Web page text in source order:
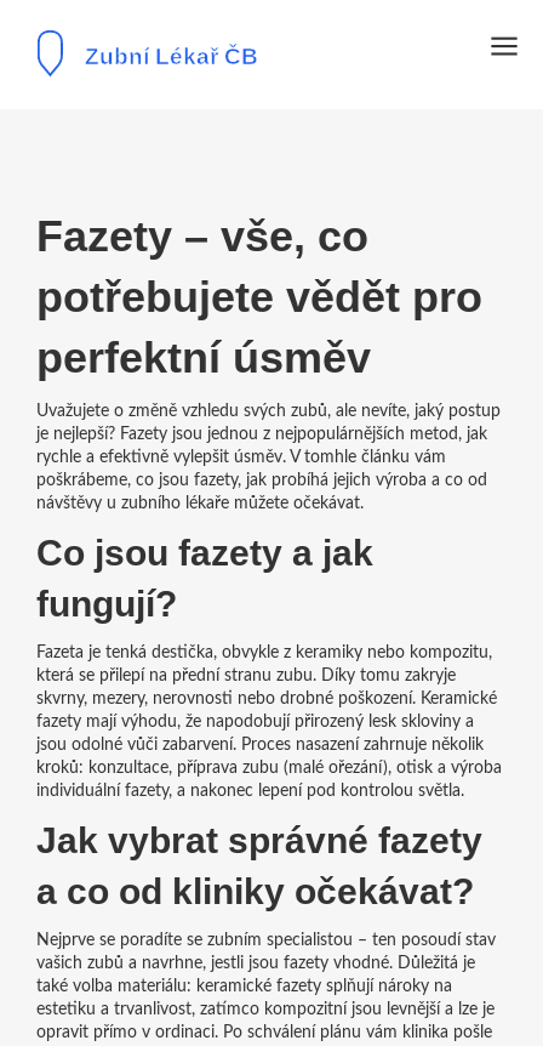
Fazety – vše, co
potřebujete vědět pro
perfektní úsměv
Uvažujete o změně vzhledu svých zubů, ale nevíte, jaký postup
je nejlepší? Fazety jsou jednou z nejpopulárnějších metod, jak
rychle a efektivně vylepšit úsměv. V tomhle článku vám
poškrábeme, co jsou fazety, jak probíhá jejich výroba a co od
návštěvy u zubního lékaře můžete očekávat.
Co jsou fazety a jak
fungují?
Fazeta je tenká destička, obvykle z keramiky nebo kompozitu,
která se přilepí na přední stranu zubu. Díky tomu zakryje
skvrny, mezery, nerovnosti nebo drobné poškození. Keramické
fazety mají výhodu, že napodobují přirozený lesk skloviny a
jsou odolné vůči zabarvení. Proces nasazení zahrnuje několik
kroků: konzultace, příprava zubu (malé ořezání), otisk a výroba
individuální fazety, a nakonec lepení pod kontrolou světla.
Jak vybrat správné fazety
a co od kliniky očekávat?
Nejprve se poradíte se zubním specialistou – ten posoudí stav
vašich zubů a navrhne, jestli jsou fazety vhodné. Důležitá je
také volba materiálu: keramické fazety splňují nároky na
estetiku a trvanlivost, zatímco kompozitní jsou levnější a lze je
opravit přímo v ordinaci. Po schválení plánu vám klinika pošle